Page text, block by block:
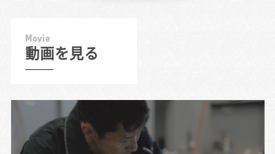
Movie
動画を見る